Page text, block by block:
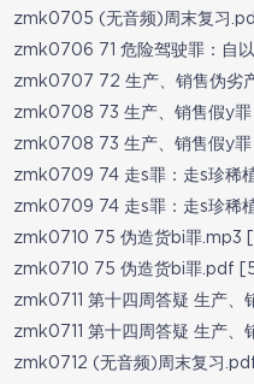
zmk0705 (无音频)周末复习
zmk0706 71 危险驾驶罪：自
zmk0707 72 生产、销售伪劣
zmk0708 73 生产、销售假y罪
zmk0708 73 生产、销售假y罪
zmk0709 74 走s罪：走s珍稀
zmk0709 74 走s罪：走s珍稀
zmk0710 75 伪造货bi罪.mp3
zmk0710 75 伪造货bi罪.pdf
zmk0711 第十四周答疑 生产、
zmk0711 第十四周答疑 生产
zmk0712 (无音频)周末复习